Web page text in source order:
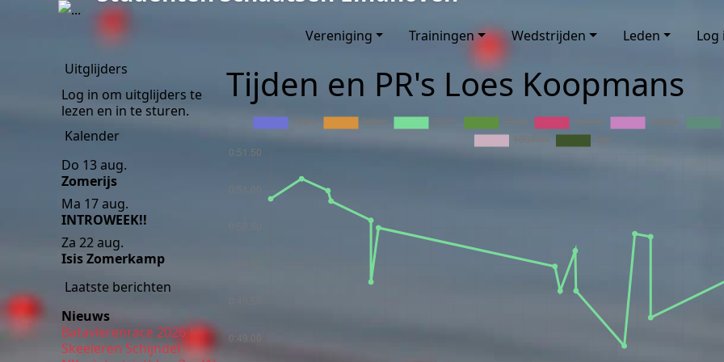
Vereniging
Trainingen Wedstrijden Leden
Log
Uitglijders
Log in om uitglijders te
lezen en in te sturen.
Kalender
Do 13 aug.
Zomerijs
Ma 17 aug.
INTROWEEK!!
Za 22 aug.
Isis Zomerkamp
Laatste berichten
Nieuws
Batavierenrace 2026
Skeeleren Schijndel
Tijden en PR's Loes Koopmans